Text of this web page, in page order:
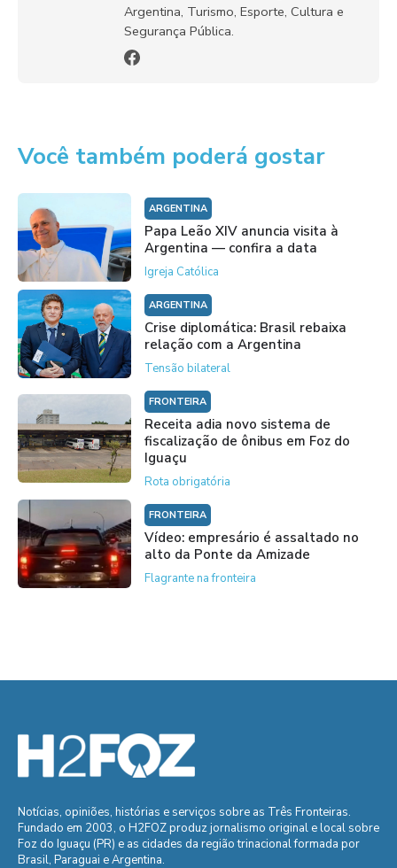
Argentina, Turismo, Esporte, Cultura e
Segurança Pública.
Você também poderá gostar
ARGENTINA
Papa Leão XIV anuncia visita à
Argentina — confira a data
Igreja Católica
ARGENTINA
Crise diplomática: Brasil rebaixa
relação com a Argentina
Tensão bilateral
FRONTEIRA
Receita adia novo sistema de
fiscalização de ônibus em Foz do
Iguaçu
Rota obrigatória
FRONTEIRA
Vídeo: empresário é assaltado no
alto da Ponte da Amizade
Flagrante na fronteira
Notícias, opiniões, histórias e serviços sobre as Três Fronteiras.
Fundado em 2003, o H2FOZ produz jornalismo original e local sobre
Foz do Iguaçu (PR) e as cidades da região trinacional formada por
Brasil, Paraguai e Argentina.